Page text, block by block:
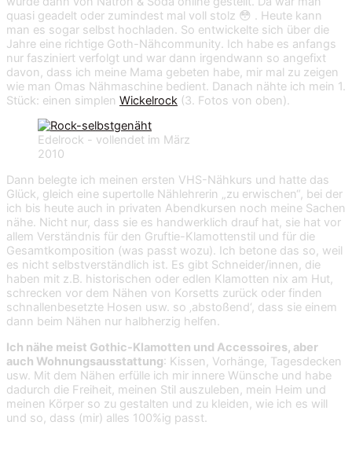
quasi geadelt oder zumindest mal voll stolz 😳 . Heute kann
man es sogar selbst hochladen. So entwickelte sich über die
Jahre eine richtige Goth-Nähcommunity. Ich habe es anfangs
nur fasziniert verfolgt und war dann irgendwann so angefixt
davon, dass ich meine Mama gebeten habe, mir mal zu zeigen
wie man Omas Nähmaschine bedient. Danach nähte ich mein 1.
Stück: einen simplen Wickelrock (3. Fotos von oben).
Edelrock - vollendet im März
2010
Dann belegte ich meinen ersten VHS-Nähkurs und hatte das
Glück, gleich eine supertolle Nählehrerin „zu erwischen“, bei der
ich bis heute auch in privaten Abendkursen noch meine Sachen
nähe. Nicht nur, dass sie es handwerklich drauf hat, sie hat vor
allem Verständnis für den Gruftie-Klamottenstil und für die
Gesamtkomposition (was passt wozu). Ich betone das so, weil
es nicht selbstverständlich ist. Es gibt Schneider/innen, die
haben mit z.B. historischen oder edlen Klamotten nix am Hut,
schrecken vor dem Nähen von Korsetts zurück oder finden
schnallenbesetzte Hosen usw. so ‚abstoßend‘, dass sie einem
dann beim Nähen nur halbherzig helfen.
Ich nähe meist Gothic-Klamotten und Accessoires, aber
auch Wohnungsausstattung: Kissen, Vorhänge, Tagesdecken
usw. Mit dem Nähen erfülle ich mir innere Wünsche und habe
dadurch die Freiheit, meinen Stil auszuleben, mein Heim und
meinen Körper so zu gestalten und zu kleiden, wie ich es will
und so, dass (mir) alles 100%ig passt.